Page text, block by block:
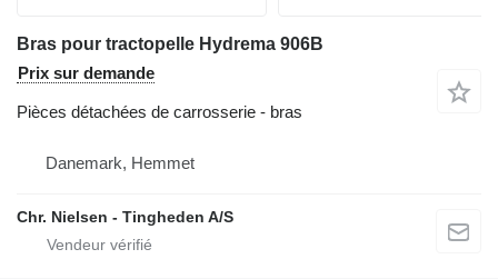
Bras pour tractopelle Hydrema 906B
Prix sur demande
Pièces détachées de carrosserie - bras
Danemark, Hemmet
Chr. Nielsen - Tingheden A/S